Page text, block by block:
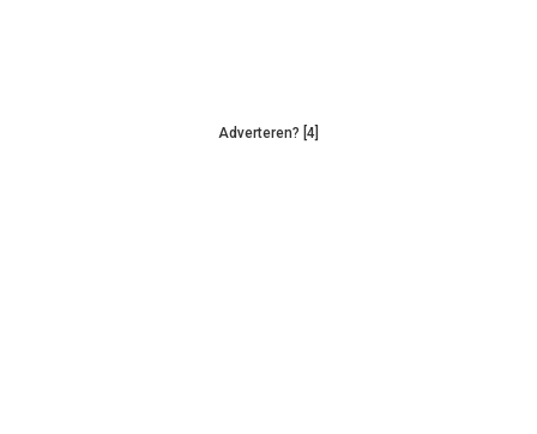
Adverteren? [4]